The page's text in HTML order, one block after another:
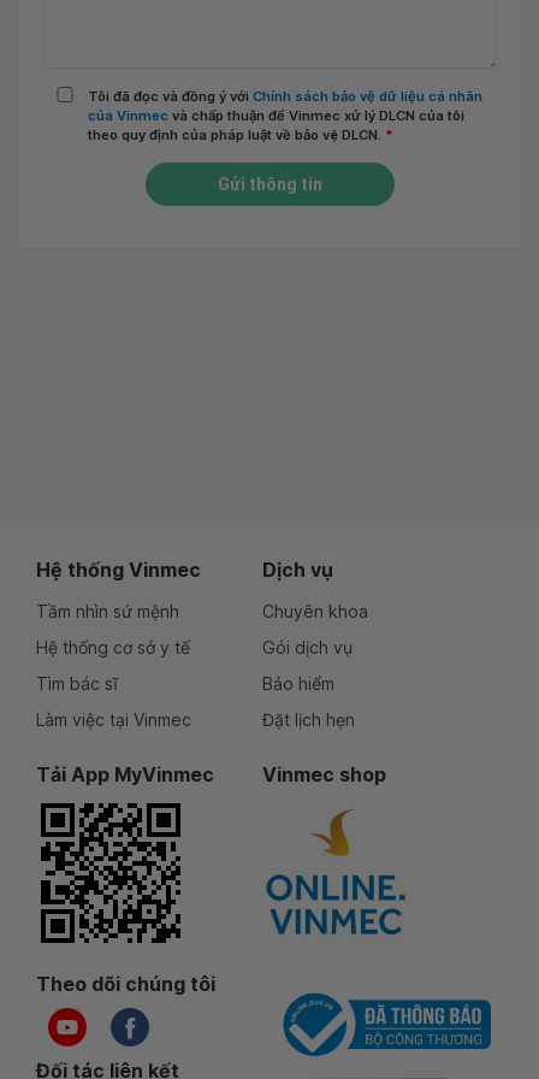
Tôi đã đọc và đồng ý với Chính sách bảo vệ dữ liệu cá nhân
của Vinmec và chấp thuận để Vinmec xử lý DLCN của tôi
theo quy định của pháp luật về bảo vệ DLCN. *
Gửi thông tin
Hệ thống Vinmec
Tầm nhìn sứ mệnh
Hệ thống cơ sở y tế
Tìm bác sĩ
Làm việc tại Vinmec
Dịch vụ
Chuyên khoa
Gói dịch vụ
Bảo hiểm
Đặt lịch hẹn
Tải App MyVinmec Vinmec shop
Theo dõi chúng tôi
Đối tác liên kết